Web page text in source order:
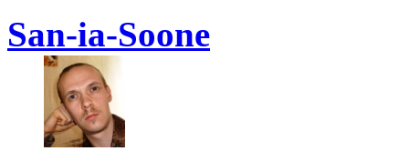
San-ia-Soone